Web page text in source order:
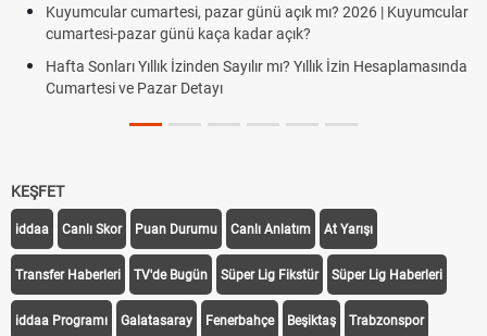
| Kuyumcular
Hesaplamasında
Türkiye'de Transfer Dönemi Ne Zaman
TFF Yabancı Oyuncu Kuralı Nedir? Güncel
Uygulanıyor?
KEŞFET
iddaa Canlı Skor Puan Durumu Canlı Anlatım At Yarışı
Transfer Haberleri TV'de Bugün Süper Lig Fikstür Süper Lig Haberleri
iddaa Programı Galatasaray Fenerbahçe Beşiktaş Trabzonspor